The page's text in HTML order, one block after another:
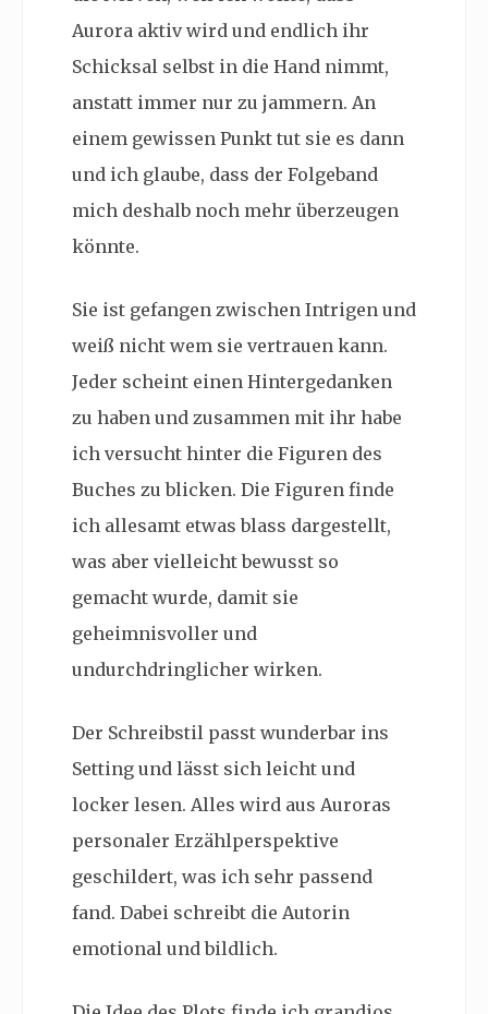
Aurora aktiv wird und endlich ihr
Schicksal selbst in die Hand nimmt,
anstatt immer nur zu jammern. An
einem gewissen Punkt tut sie es dann
und ich glaube, dass der Folgeband
mich deshalb noch mehr überzeugen
könnte.
Sie ist gefangen zwischen Intrigen und
weiß nicht wem sie vertrauen kann.
Jeder scheint einen Hintergedanken
zu haben und zusammen mit ihr habe
ich versucht hinter die Figuren des
Buches zu blicken. Die Figuren finde
ich allesamt etwas blass dargestellt,
was aber vielleicht bewusst so
gemacht wurde, damit sie
geheimnisvoller und
undurchdringlicher wirken.
Der Schreibstil passt wunderbar ins
Setting und lässt sich leicht und
locker lesen. Alles wird aus Auroras
personaler Erzählperspektive
geschildert, was ich sehr passend
fand. Dabei schreibt die Autorin
emotional und bildlich.